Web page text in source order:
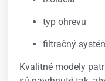
typ ohrevu
filtračný
Kvalitné modely